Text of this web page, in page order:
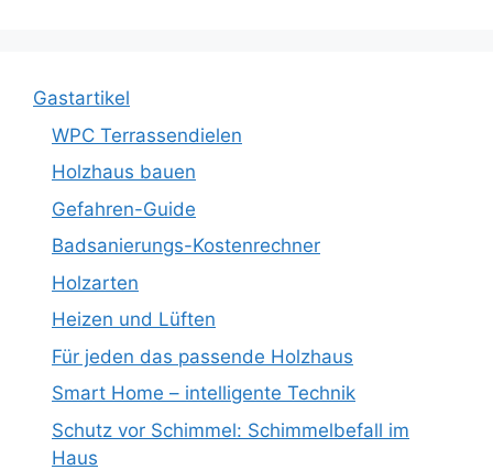
Gastartikel
WPC Terrassendielen
Holzhaus bauen
Gefahren-Guide
Badsanierungs-Kostenrechner
Holzarten
Heizen und Lüften
Für jeden das passende Holzhaus
Smart Home – intelligente Technik
Schutz vor Schimmel: Schimmelbefall im
Haus